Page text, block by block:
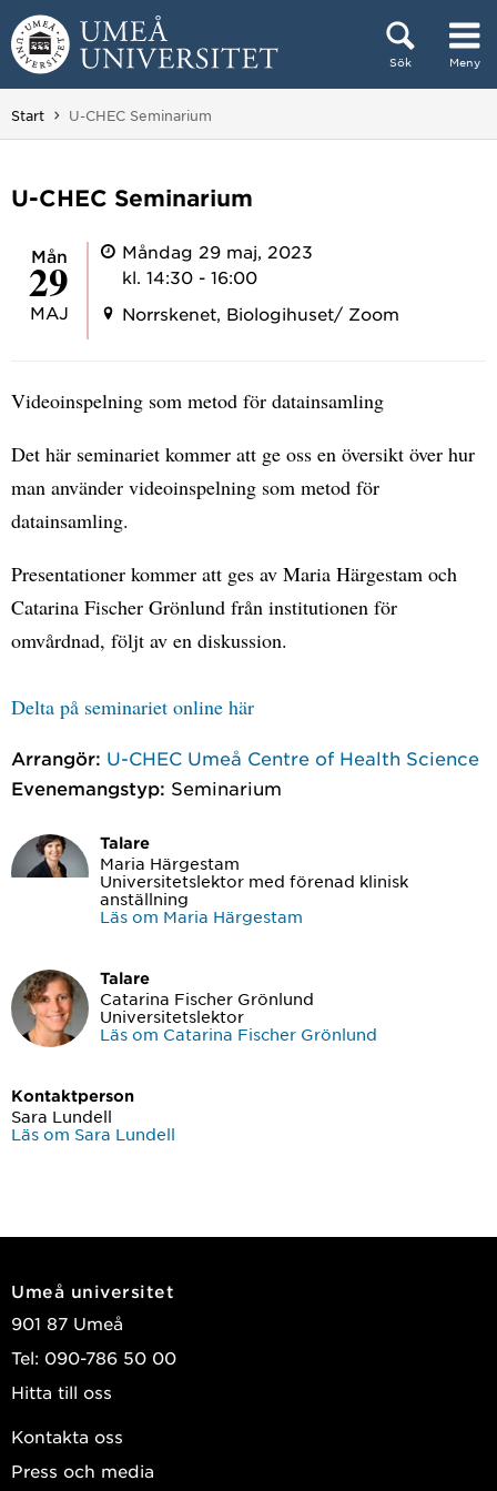
Hoppa direkt till innehållet
Sök Meny
Huvudmenyn dold.
Start Du är här:
U-CHEC Seminarium
U-CHEC Seminarium
mån
29
MAJ
Måndag 29 maj, 2023
kl. 14:30 - 16:00
Norrskenet, Biologihuset/ Zoom
Videoinspelning som metod för datainsamling
Det här seminariet kommer att ge oss en översikt över hur
man använder videoinspelning som metod för
datainsamling.
Presentationer kommer att ges av Maria Härgestam och
Catarina Fischer Grönlund från institutionen för
omvårdnad, följt av en diskussion.
Delta på seminariet online här
Arrangör: U-CHEC Umeå Centre of Health Science
Evenemangstyp: Seminarium
Talare
Maria Härgestam
Universitetslektor med förenad klinisk
anställning
Läs om Maria Härgestam
Talare
Catarina Fischer Grönlund
Universitetslektor
Läs om Catarina Fischer Grönlund
Kontaktperson
Sara Lundell
Läs om Sara Lundell
Umeå universitet
901 87 Umeå
Tel: 090-786 50 00
Hitta till oss
Kontakta oss
Press och media